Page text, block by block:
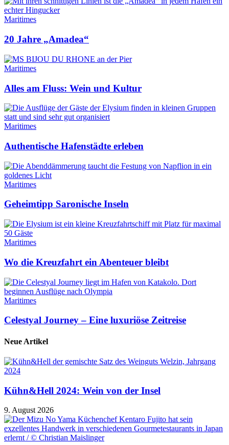
Maritimes
20 Jahre „Amadea“
Maritimes
Alles am Fluss: Wein und Kultur
Maritimes
Authentische Hafenstädte erleben
Maritimes
Geheimtipp Saronische Inseln
Maritimes
Wo die Kreuzfahrt ein Abenteuer bleibt
Maritimes
Celestyal Journey – Eine luxuriöse Zeitreise
Neue Artikel
Kühn&Hell 2024: Wein von der Insel
9. August 2026